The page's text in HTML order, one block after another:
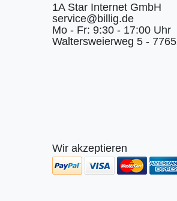
1A Star Internet GmbH
service@billig.de
Mo - Fr: 9:30 - 17:00 Uhr
Waltersweierweg 5 -
Wir akzeptieren